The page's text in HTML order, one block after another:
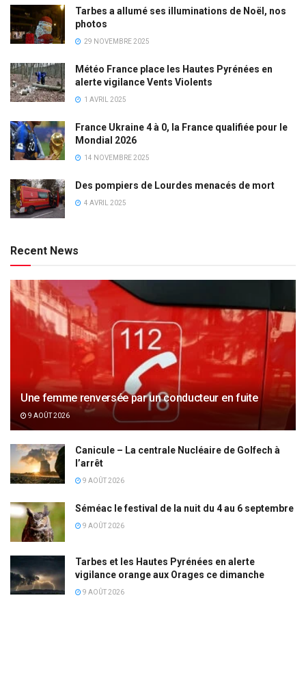
Tarbes a allumé ses illuminations de Noël, nos
photos
29 NOVEMBRE 2025
Météo France place les Hautes Pyrénées en
alerte vigilance Vents Violents
1 AVRIL 2025
France Ukraine 4 à 0, la France qualifiée pour le
Mondial 2026
14 NOVEMBRE 2025
Des pompiers de Lourdes menacés de mort
4 AVRIL 2025
Recent News
Une femme renversée par un conducteur en fuite
9 AOÛT 2026
Canicule – La centrale Nucléaire de Golfech à
l’arrêt
9 AOÛT 2026
Séméac le festival de la nuit du 4 au 6 septembre
9 AOÛT 2026
Tarbes et les Hautes Pyrénées en alerte
vigilance orange aux Orages ce dimanche
9 AOÛT 2026